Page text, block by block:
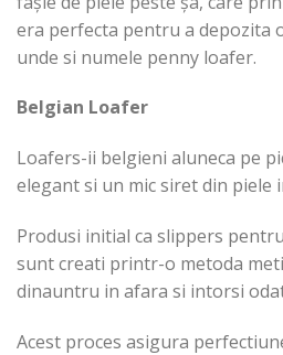
era perfecta pentru a depozita
unde si numele penny loafer.
Belgian Loafer
Loafers-ii belgieni aluneca pe
elegant si un mic siret din piele
Produsi initial ca slippers
sunt creati printr-o metoda
dinauntru in afara si intorsi
Acest proces asigura